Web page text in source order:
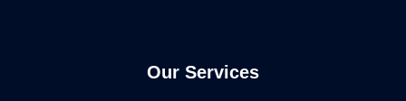
Our Services